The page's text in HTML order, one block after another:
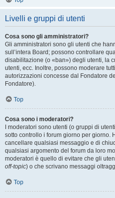
Livelli e gruppi di utenti
Cosa sono gli amministratori?
Gli amministratori sono gli utenti che
sull’intera Board; possono controllare
disabilitazione (o «ban») degli utenti, la
utenti, ecc. Inoltre, possono moderare
autorizzazioni concesse dal Fondatore
Fondatore).
Top
Cosa sono i moderatori?
I moderatori sono utenti (o gruppi di
sotto controllo i forum giorno per giorno.
cancellare qualsiasi messaggio e di
qualsiasi argomento del forum da loro
moderatori è quello di evitare che gli
off-topic) o che scrivano messaggi
Top